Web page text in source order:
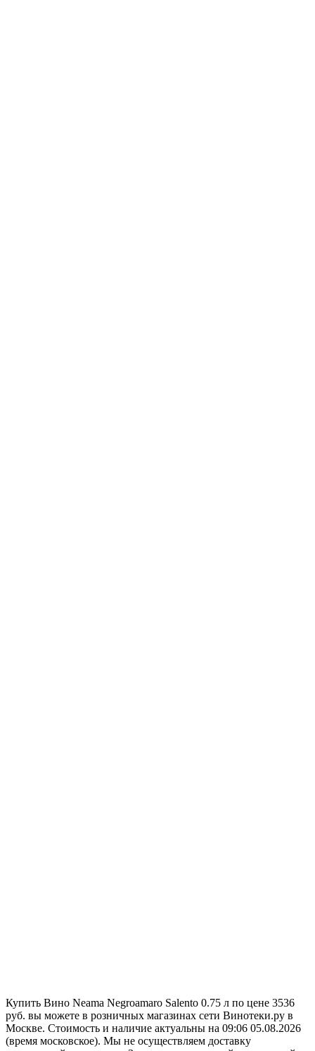
Купить Вино Neama Negroamaro Salento 0.75 л по цене 3536
руб. вы можете в розничных магазинах сети Винотеки.ру в
Москве. Стоимость и наличие актуальны на 09:06 05.08.2026
(время московское). Мы не осуществляем доставку